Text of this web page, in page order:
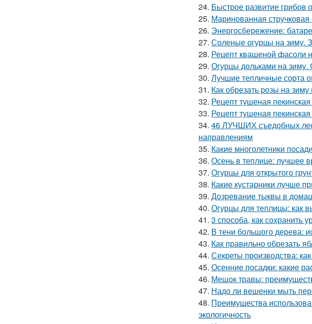
24. Быстрое развитие грибов
25. Маринованная
26. Энергосбережение:
27. Соленые огурцы на зиму.
28. Рецепт квашеной фасоли
29. Огурцы дольками на зиму.
30. Лучшие тепличные сорта
31. Как обрезать розы на
32. Рецепт тушеная
33. Рецепт тушеная
34. 46 ЛУЧШИХ съедобных
направлениям
35. Какие многолетники
36. Осень в теплице: лучшее
37. Огурцы для открытого
38. Какие кустарники лучше
39. Дозревание тыквы в
40. Огурцы для теплицы: как
41. 3 способа, как сохранить
42. В тени большого дерева:
43. Как правильно обрезать
44. Секреты производства:
45. Осенние посадки: какие
46. Мешок травы:
47. Надо ли вешенки мыть
48. Преимущества
экологичность